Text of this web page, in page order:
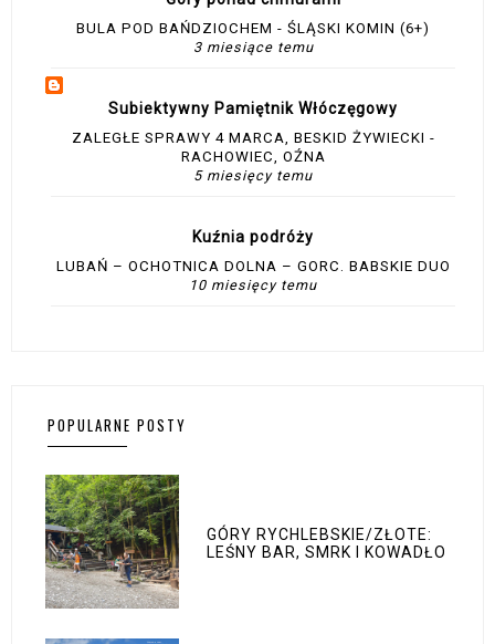
BULA POD BAŃDZIOCHEM - ŚLĄSKI KOMIN (6+)
3 miesiące temu
Subiektywny Pamiętnik Włóczęgowy
ZALEGŁE SPRAWY 4 MARCA, BESKID ŻYWIECKI -
RACHOWIEC, OŹNA
5 miesięcy temu
Kuźnia podróży
LUBAŃ – OCHOTNICA DOLNA – GORC. BABSKIE DUO
10 miesięcy temu
POPULARNE POSTY
GÓRY RYCHLEBSKIE/ZŁOTE:
LEŚNY BAR, SMRK I KOWADŁO